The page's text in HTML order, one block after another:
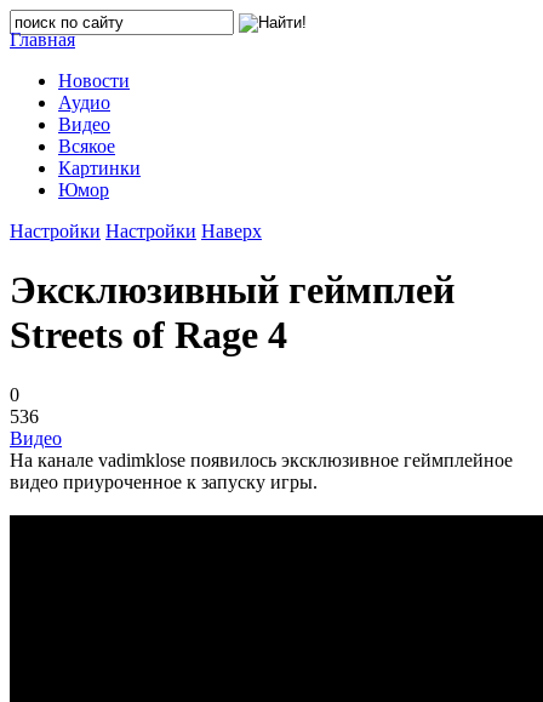
Главная
Новости
Аудио
Видео
Всякое
Картинки
Юмор
Настройки Настройки Наверх
Эксклюзивный геймплей
Streets of Rage 4
0
536
Видео
На канале vadimklose появилось эксклюзивное геймплейное
видео приуроченное к запуску игры.